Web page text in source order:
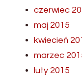
czerwiec
maj 2015
kwiecień
marzec
luty 2015